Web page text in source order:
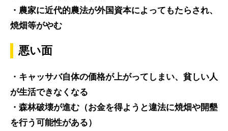
・農家に近代的農法が外国資本によってもたらされ、
焼畑等がやむ
悪い面
・キャッサバ自体の価格が上がってしまい、貧しい人
が生活できなくなる
・森林破壊が進む（お金を得ようと違法に焼畑や開墾
を行う可能性がある）